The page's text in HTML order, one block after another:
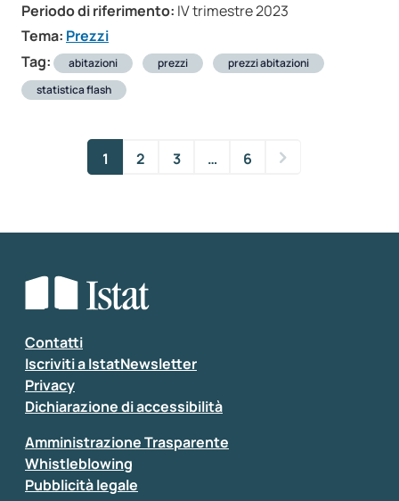
Periodo di riferimento: IV trimestre 2023
Tema: Prezzi
Tag:
abitazioni prezzi
prezzi abitazioni
statistica flash
1 2 3 … 6
Contatti
Iscriviti a IstatNewsletter
Privacy
Dichiarazione di accessibilità
Amministrazione Trasparente
Whistleblowing
Pubblicità legale